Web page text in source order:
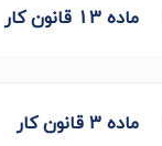
ماده 13 قانون کار
ماده 3 قانون کار